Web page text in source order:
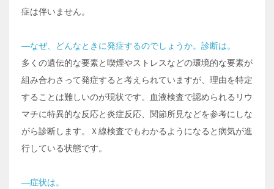
症は伴いません。
―なぜ、どんなときに発症するのでしょうか。診断は。
多くの遺伝的な要素と喫煙やストレスなどの環境的な要素が
組み合わさって発症すると考えられていますが、理由を特定
することは難しいのが現状です。血液検査で認められるリウ
マチに特異的な反応と炎症反応、関節所見などを参考にしな
がら診断します。Ｘ線検査でもわかるようになると病気が進
行している状態です。
―症状は。